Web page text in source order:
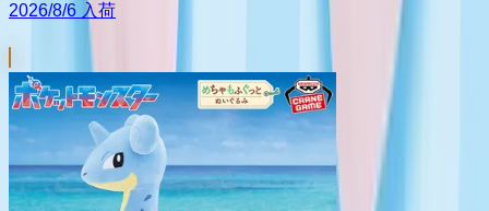
2026/8/6 入荷